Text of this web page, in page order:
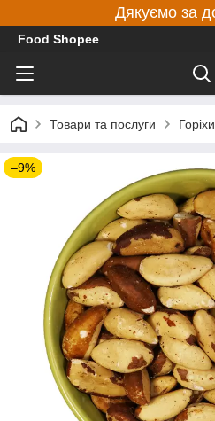
Дякуємо за
Food Shopee
Товари та послуги Горіхи
–9%